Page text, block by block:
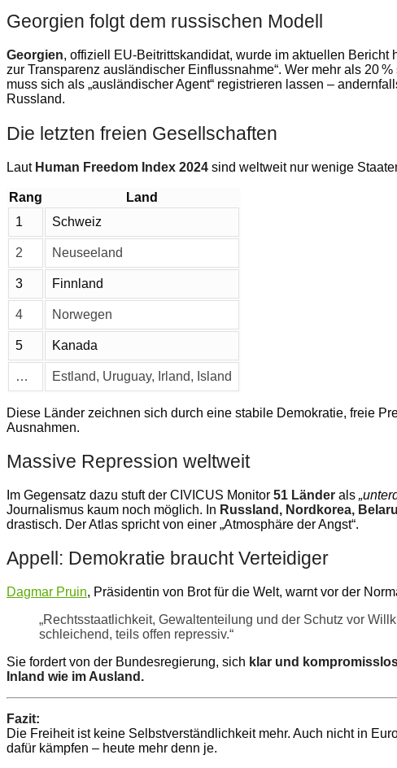
Georgien folgt dem russischen Modell
Georgien, offiziell EU-Beitrittskandidat, wurde im aktuellen Bericht
zur Transparenz ausländischer Einflussnahme“. Wer mehr als 20
muss sich als „ausländischer Agent“ registrieren lassen –
Russland.
Die letzten freien Gesellschaften
Laut Human Freedom Index 2024 sind weltweit nur wenige
Rang
Land
1
Schweiz
2 Neuseeland
3 Finnland
4 Norwegen
5 Kanada
… Estland, Uruguay, Irland, Island
Diese Länder zeichnen sich durch eine stabile Demokratie, freie
Ausnahmen.
Massive Repression weltweit
Im Gegensatz dazu stuft der CIVICUS Monitor 51 Länder als
Journalismus kaum noch möglich. In Russland, Nordkorea,
drastisch. Der Atlas spricht von einer „Atmosphäre der Angst“.
Appell: Demokratie braucht Verteidiger
Dagmar Pruin, Präsidentin von Brot für die Welt, warnt vor der
„Rechtsstaatlichkeit, Gewaltenteilung und der Schutz vor
schleichend, teils offen repressiv.“
Sie fordert von der Bundesregierung, sich klar und
Inland wie im Ausland.
Fazit:
Die Freiheit ist keine Selbstverständlichkeit mehr. Auch nicht in
dafür kämpfen – heute mehr denn je.